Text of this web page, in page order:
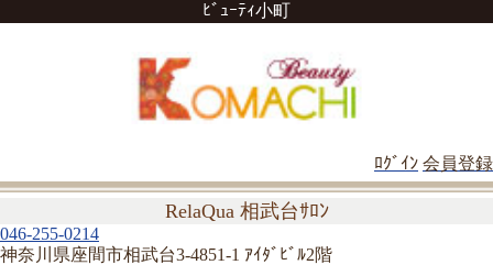
ﾋﾞｭｰﾃｨ小町
ﾛｸﾞｲﾝ 会員登録
RelaQua 相武台ｻﾛﾝ
046-255-0214
神奈川県座間市相武台3-4851-1 ｱｲﾀﾞﾋﾞﾙ2階